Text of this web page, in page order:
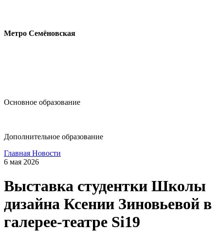
Метро Семёновская
Основное образование
Дополнительное образование
Главная Новости
6 мая 2026
Выставка студентки Школы
дизайна Ксении Зиновьевой в
галерее-театре Si19